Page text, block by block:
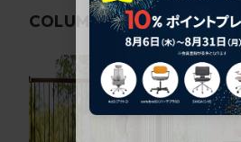
COLUMN関連コラム